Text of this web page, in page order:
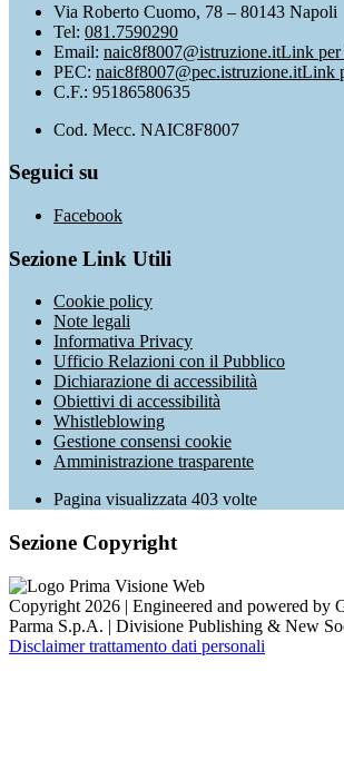
Via Roberto Cuomo, 78 – 80143 Napoli
Tel: 081.7590290
Email: naic8f8007@istruzione.itLink per
PEC: naic8f8007@pec.istruzione.itLink
C.F.: 95186580635
Cod. Mecc. NAIC8F8007
Seguici su
Facebook
Sezione Link Utili
Cookie policy
Note legali
Informativa Privacy
Ufficio Relazioni con il Pubblico
Dichiarazione di accessibilità
Obiettivi di accessibilità
Whistleblowing
Gestione consensi cookie
Amministrazione trasparente
Pagina visualizzata 403 volte
Sezione Copyright
Copyright 2026 | Engineered and powered by
Parma S.p.A. | Divisione Publishing & New
Disclaimer trattamento dati personali